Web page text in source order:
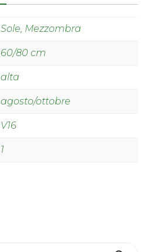
Sole, Mezzombra
60/80 cm
alta
agosto/ottobre
V16
1